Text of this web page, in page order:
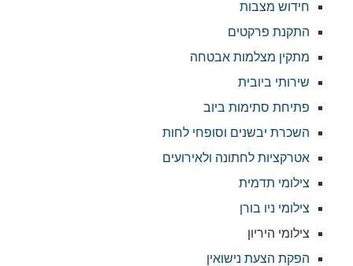
חידוש מצבות
התקנת פרקטים
מתקין מצלמות אבטחה
שירותי ביובית
פתיחת סתימות ביוב
השכרת יבשנים וסופחי לחות
אטרקציות לחתונה ולאירועים
צילומי תדמית
צילומי ניו בורן
צילומי היריון
הפקת הצעת נישואין